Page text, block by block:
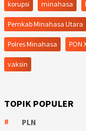
korupsi minahasa
Pemkab Minahasa Utara
Polres Minahasa PON
vaksin
TOPIK POPULER
PLN